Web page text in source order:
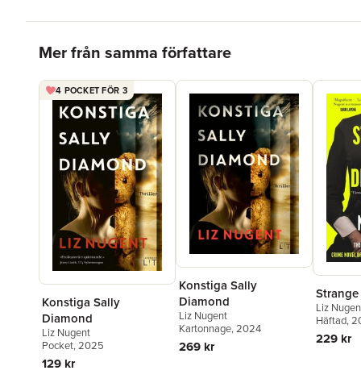
Mer från samma författare
4 POCKET FÖR 3
Konstiga Sally
Diamond
Liz Nugent
Pocket, 2025
129 kr
Konstiga Sally
Diamond
Liz Nugent
Kartonnage, 2024
269 kr
Liz
Häftad,
229 kr